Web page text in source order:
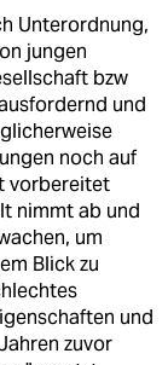
Unterordnung,
jungen
bzw
und
noch auf
vorbereitet
nimmt ab und
um
Blick zu
und
zuvor